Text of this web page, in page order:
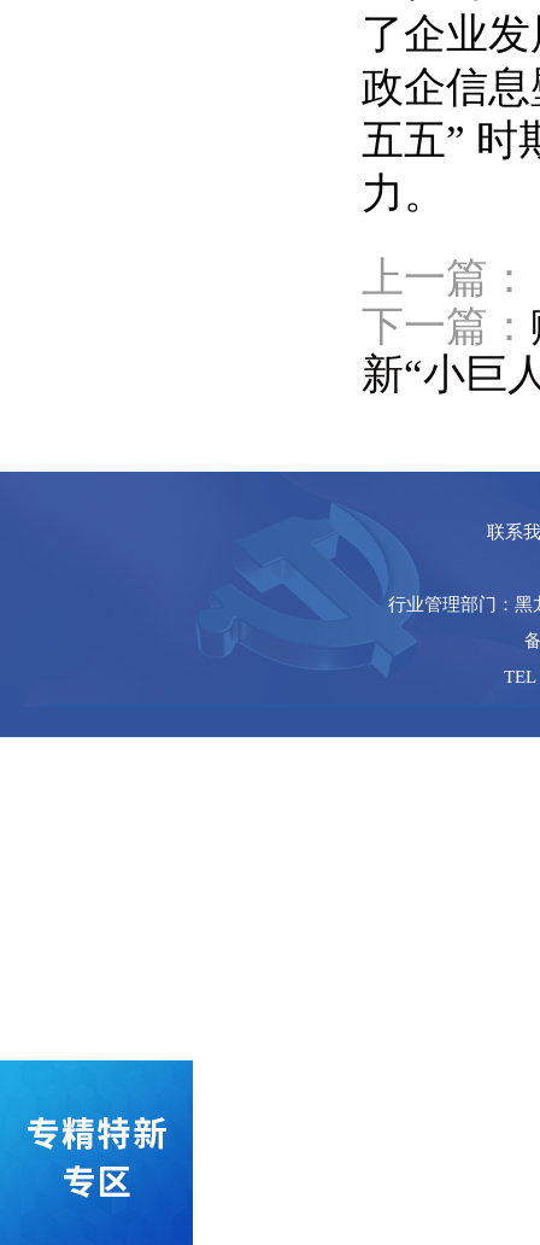
了企业
政企信
五五” 时
力。
上一篇：
下一篇：
新“小巨
联系
行业管理部门：